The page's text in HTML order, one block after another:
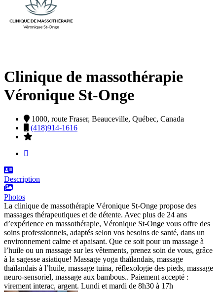
Clinique de massothérapie
Véronique St-Onge
1000, route Fraser, Beauceville, Québec, Canada
(418)914-1616
Description
Photos
La clinique de massothérapie Véronique St-Onge propose des
massages thérapeutiques et de détente. Avec plus de 24 ans
d’expérience en massothérapie, Véronique St-Onge vous offre des
soins professionnels, adaptés selon vos besoins de santé, dans un
environnement calme et apaisant. Que ce soit pour un massage à
l’huile ou un massage sur les vêtements, prenez soin de vous, grâce
à la sagesse asiatique! Massage yoga thaïlandais, massage
thaïlandais à l’huile, massage tuina, réflexologie des pieds, massage
neuro-sensoriel, massage aux bambous.. Paiement accepté :
virement interac, argent. Lundi et mardi de 8h30 à 17h